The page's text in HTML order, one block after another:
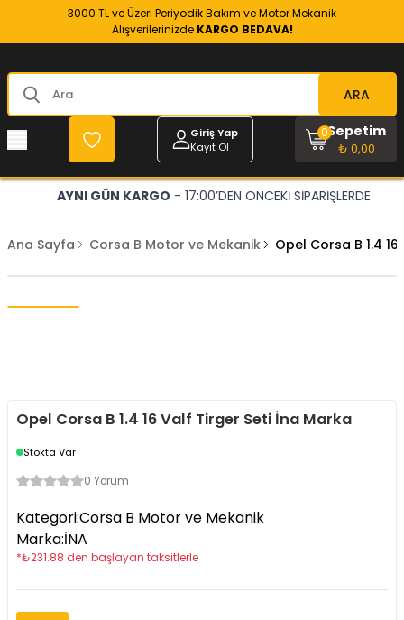
3000 TL ve Üzeri Periyodik Bakım ve Motor Mekanik
Alışverilerinizde KARGO BEDAVA!
ARA
Giriş Yap
Kayıt Ol
Sepetim
₺ 0,00
0
AYNI GÜN KARGO - 17:00’DEN ÖNCEKİ SİPARİŞLERDE
Ana Sayfa Corsa B Motor ve Mekanik Opel Corsa B 1.4
Opel Corsa B 1.4 16 Valf Tirger Seti İna Marka
Stokta Var
0 Yorum
Kategori:Corsa B Motor ve Mekanik
Marka:İNA
*₺231.88 den başlayan taksitlerle